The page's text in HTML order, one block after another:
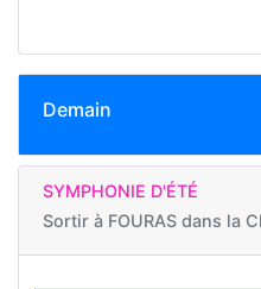
Demain
SYMPHONIE D'ÉTÉ
Sortir à FOURAS dans la